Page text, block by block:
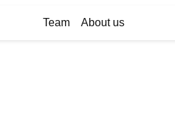
Team About us